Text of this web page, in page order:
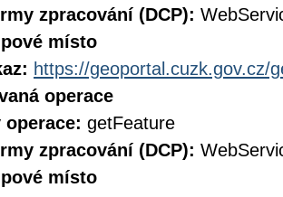
zpracování (DCP):
místo
https://geoportal.cuzk.gov.cz/
operace
operace: getFeature
zpracování (DCP):
místo